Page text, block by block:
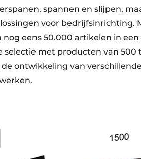
spannen en slijpen,
voor
nog eens 50.000 artikelen in
selectie met producten van 500
de ontwikkeling van